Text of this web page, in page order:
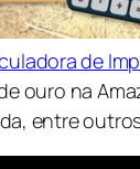
de
ouro na
entre